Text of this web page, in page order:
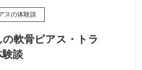
スの体験談
軟骨ピアス・トラ
験談